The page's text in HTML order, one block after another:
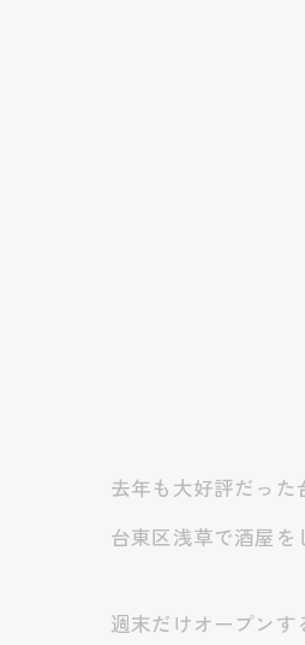
去年も大好評だった
台東区浅草で酒屋を
週末だけオープンす